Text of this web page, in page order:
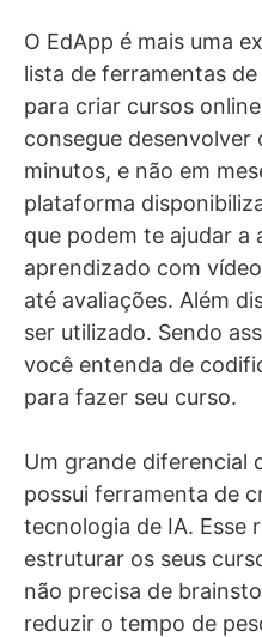
O EdApp é mais uma
lista de ferramentas
para criar cursos
consegue desenvolver
minutos, e não em
plataforma
que podem te ajudar a
aprendizado com
até avaliações. Além
ser utilizado. Sendo
você entenda de
para fazer seu curso.
Um grande diferencial
possui ferramenta de
tecnologia de IA. Esse
estruturar os seus
não precisa de
reduzir o tempo de